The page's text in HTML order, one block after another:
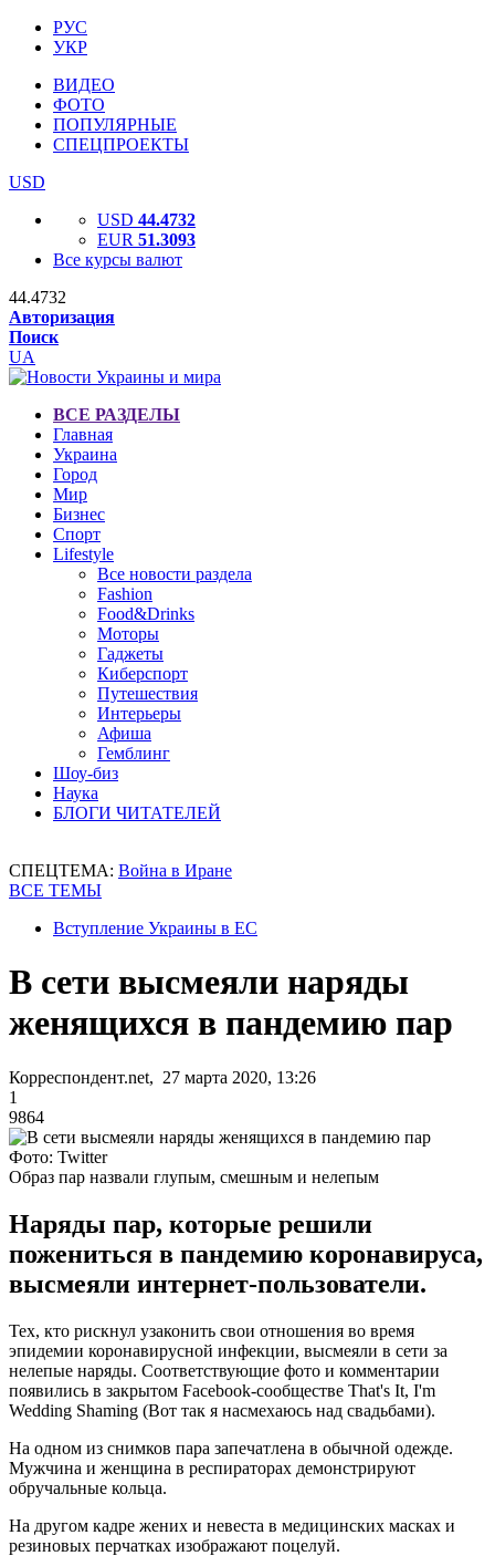
РУС
УКР
ВИДЕО
ФОТО
ПОПУЛЯРНЫЕ
СПЕЦПРОЕКТЫ
USD
USD 44.4732
EUR 51.3093
Все курсы валют
44.4732
Авторизация
Поиск
UA
ВСЕ РАЗДЕЛЫ
Главная
Украина
Город
Мир
Бизнес
Спорт
Lifestyle
Все новости раздела
Fashion
Food&Drinks
Моторы
Гаджеты
Киберспорт
Путешествия
Интерьеры
Афиша
Гемблинг
Шоу-биз
Наука
БЛОГИ ЧИТАТЕЛЕЙ
СПЕЦТЕМА: Война в Иране
ВСЕ ТЕМЫ
Вступление Украины в ЕС
В сети высмеяли наряды
женящихся в пандемию пар
Корреспондент.net, 27 марта 2020, 13:26
1
9864
Фото: Twitter
Образ пар назвали глупым, смешным и нелепым
Наряды пар, которые решили
пожениться в пандемию коронавируса,
высмеяли интернет-пользователи.
Тех, кто рискнул узаконить свои отношения во время
эпидемии коронавирусной инфекции, высмеяли в сети за
нелепые наряды. Соответствующие фото и комментарии
появились в закрытом Facebook-сообществе That's It, I'm
Wedding Shaming (Вот так я насмехаюсь над свадьбами).
На одном из снимков пара запечатлена в обычной одежде.
Мужчина и женщина в респираторах демонстрируют
обручальные кольца.
На другом кадре жених и невеста в медицинских масках и
резиновых перчатках изображают поцелуй.